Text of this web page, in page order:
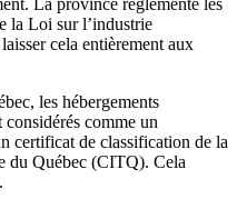
La province réglemente les
la Loi sur l’industrie
cela entièrement aux
les hébergements
comme un
certificat de classification de la
du Québec (CITQ). Cela